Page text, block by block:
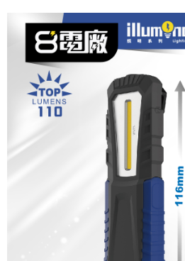
線上付款後7-11取貨
每筆NT$60，滿NT$699(含以上)免運費
每筆NT$60，滿NT$699(含以上)免運費